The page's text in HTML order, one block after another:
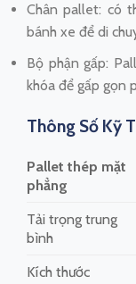
Chân pallet: có
bánh xe để di
Bộ phận gấp:
khóa để gấp gọn
Thông Số Kỹ
Pallet thép mặt
phẳng
Tải trọng trung
bình
Kích thước